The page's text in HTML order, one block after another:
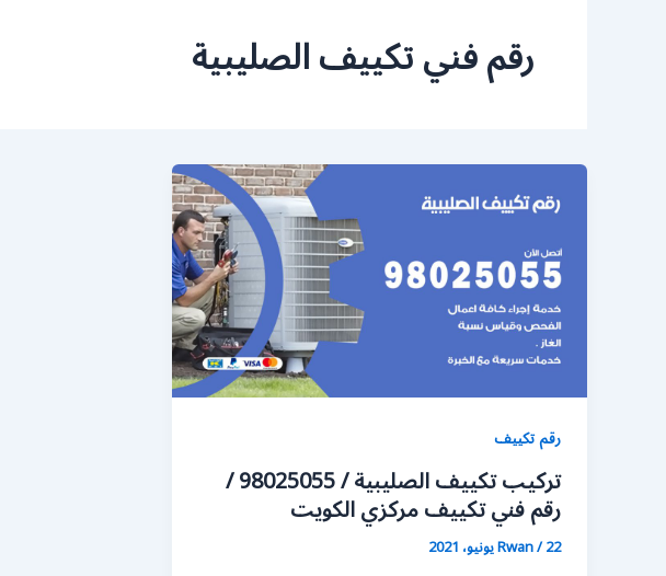
رقم فني تكييف الصليبية
رقم تكييف
تركيب تكييف الصليبية / 98025055 /
رقم فني تكييف مركزي الكويت
Rwan/22 يونيو، 2021